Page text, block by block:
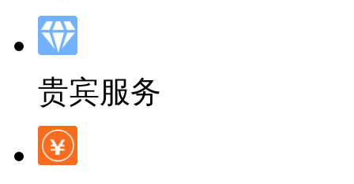
贵宾服务